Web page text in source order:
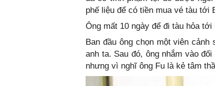
phế liệu để có tiền mua vé tàu tới
Ông mất 10 ngày để đi tàu hỏa
Ban đầu ông chọn một viên
anh ta. Sau đó, ông nhắm vào
nhưng vì nghĩ ông Fu là kẻ tâm